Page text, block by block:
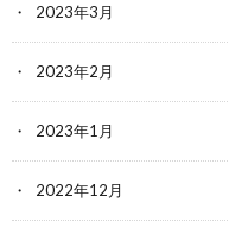
2023年3月
2023年2月
2023年1月
2022年12月